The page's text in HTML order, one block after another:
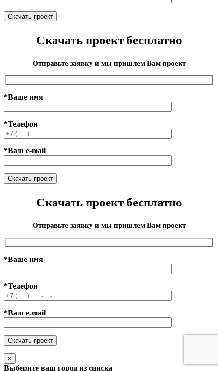
Скачать проект бесплатно
Отправьте заявку и мы пришлем Вам проект
*Ваше имя
*Телефон
*Ваш e-mail
Скачать проект бесплатно
Отправьте заявку и мы пришлем Вам проект
*Ваше имя
*Телефон
*Ваш e-mail
×
Выберите ваш город из списка